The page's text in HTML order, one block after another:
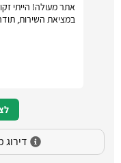
אתר מעולה! הייתי
במציאת השירות,
דירוג ממוצע